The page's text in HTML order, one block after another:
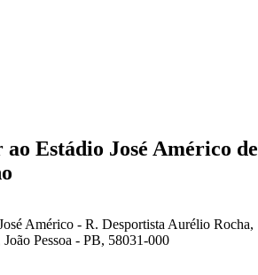
ao Estádio José Américo de
Américo - R. Desportista Aurélio Rocha,
Pessoa - PB, 58031-000